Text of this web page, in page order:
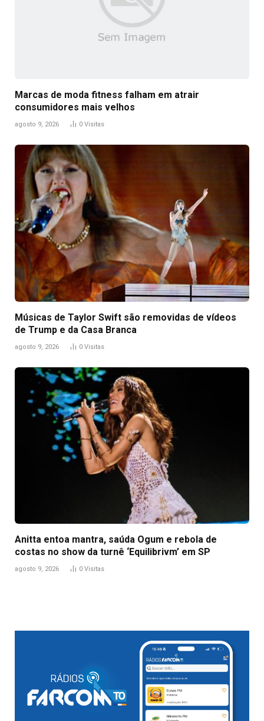
Marcas de moda fitness falham em atrair
consumidores mais velhos
agosto 9, 2026 0 Visitas
Músicas de Taylor Swift são removidas de vídeos
de Trump e da Casa Branca
agosto 9, 2026 0 Visitas
Anitta entoa mantra, saúda Ogum e rebola de
costas no show da turnê ‘Equilibrivm’ em SP
agosto 9, 2026 0 Visitas